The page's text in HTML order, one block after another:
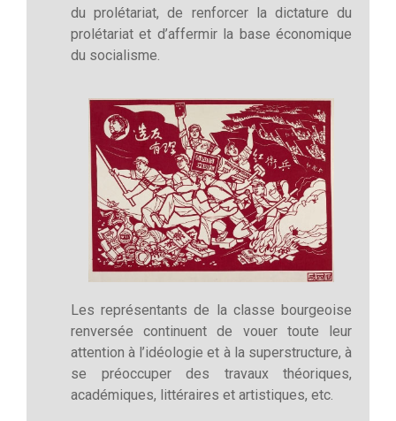
du prolétariat, de renforcer la dictature du
prolétariat et d’affermir la base économique
du socialisme.
Les représentants de la classe bourgeoise
renversée continuent de vouer toute leur
attention à l’idéologie et à la superstructure, à
se préoccuper des travaux théoriques,
académiques, littéraires et artistiques, etc.